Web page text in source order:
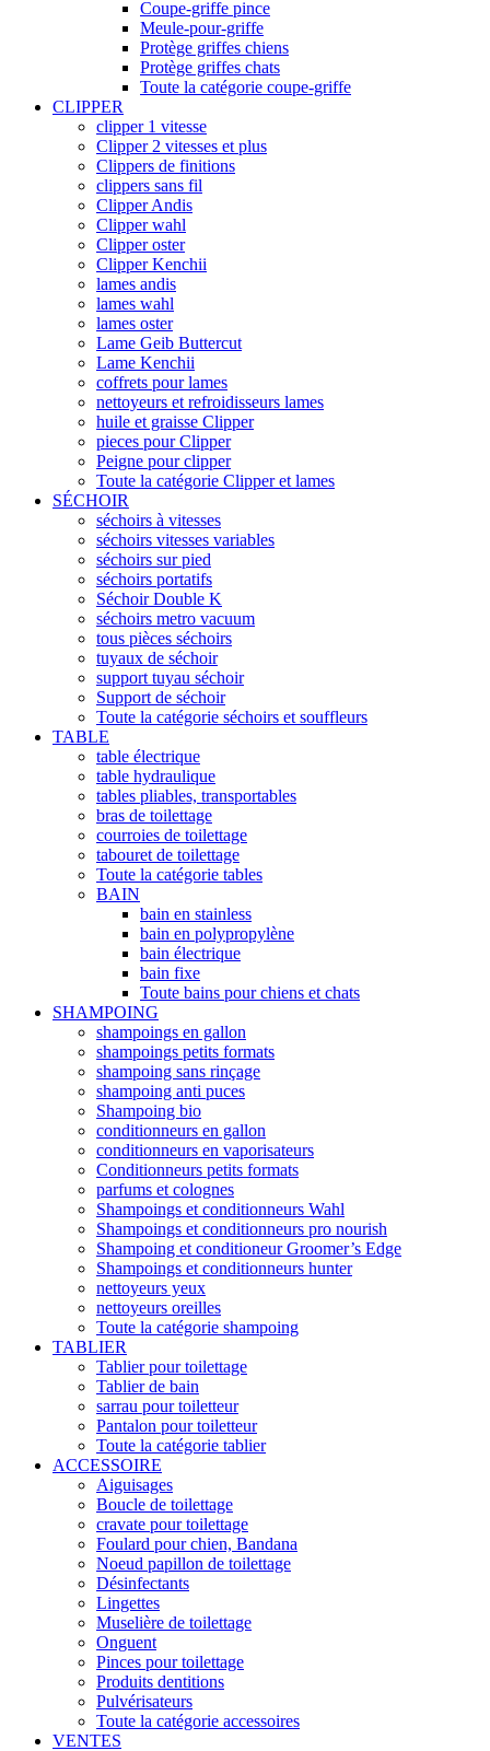
Coupe-griffe pince
Meule-pour-griffe
Protège griffes chiens
Protège griffes chats
Toute la catégorie coupe-griffe
CLIPPER
clipper 1 vitesse
Clipper 2 vitesses et plus
Clippers de finitions
clippers sans fil
Clipper Andis
Clipper wahl
Clipper oster
Clipper Kenchii
lames andis
lames wahl
lames oster
Lame Geib Buttercut
Lame Kenchii
coffrets pour lames
nettoyeurs et refroidisseurs lames
huile et graisse Clipper
pieces pour Clipper
Peigne pour clipper
Toute la catégorie Clipper et lames
SÉCHOIR
séchoirs à vitesses
séchoirs vitesses variables
séchoirs sur pied
séchoirs portatifs
Séchoir Double K
séchoirs metro vacuum
tous pièces séchoirs
tuyaux de séchoir
support tuyau séchoir
Support de séchoir
Toute la catégorie séchoirs et souffleurs
TABLE
table électrique
table hydraulique
tables pliables, transportables
bras de toilettage
courroies de toilettage
tabouret de toilettage
Toute la catégorie tables
BAIN
bain en stainless
bain en polypropylène
bain électrique
bain fixe
Toute bains pour chiens et chats
SHAMPOING
shampoings en gallon
shampoings petits formats
shampoing sans rinçage
shampoing anti puces
Shampoing bio
conditionneurs en gallon
conditionneurs en vaporisateurs
Conditionneurs petits formats
parfums et colognes
Shampoings et conditionneurs Wahl
Shampoings et conditionneurs pro nourish
Shampoing et conditioneur Groomer’s Edge
Shampoings et conditionneurs hunter
nettoyeurs yeux
nettoyeurs oreilles
Toute la catégorie shampoing
TABLIER
Tablier pour toilettage
Tablier de bain
sarrau pour toiletteur
Pantalon pour toiletteur
Toute la catégorie tablier
ACCESSOIRE
Aiguisages
Boucle de toilettage
cravate pour toilettage
Foulard pour chien, Bandana
Noeud papillon de toilettage
Désinfectants
Lingettes
Muselière de toilettage
Onguent
Pinces pour toilettage
Produits dentitions
Pulvérisateurs
Toute la catégorie accessoires
VENTES